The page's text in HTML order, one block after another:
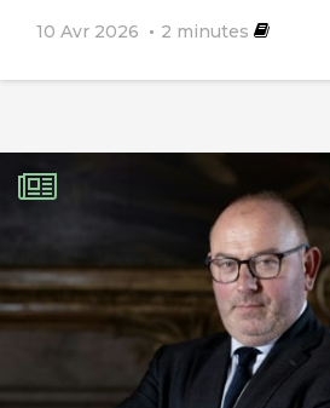
maltraiter la Nature de la
finir par nous le payer
10 Avr 2026 2 minutes